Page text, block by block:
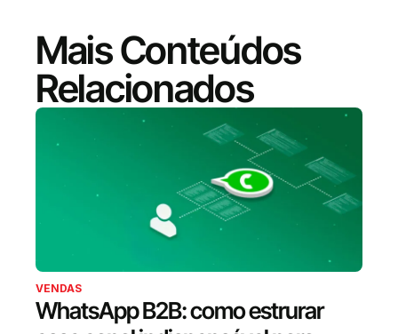
Mais Conteúdos
Relacionados
VENDAS
WhatsApp B2B: como estrurar